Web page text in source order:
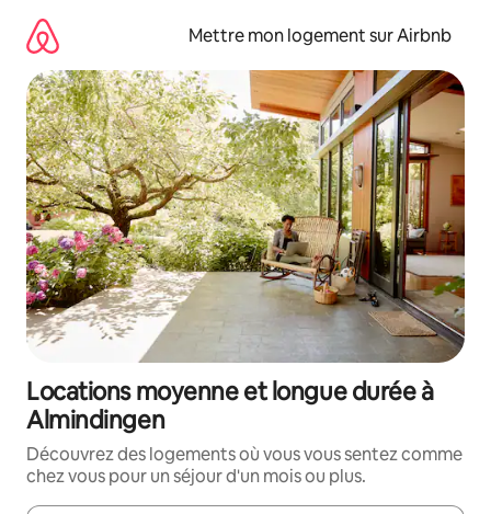
directement
contenu
Mettre mon logement sur Airbnb
Locations moyenne et longue durée à
Almindingen
Découvrez des logements où vous vous sentez comme
chez vous pour un séjour d'un mois ou plus.